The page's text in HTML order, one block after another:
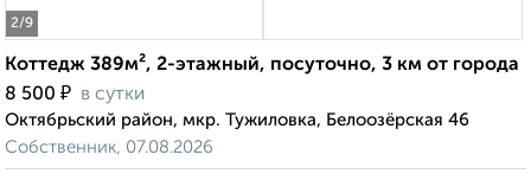
2/9
Коттедж 389м², 2-этажный, посуточно, 3 км от города
8 500 ₽ в сутки
Октябрьский район, мкр. Тужиловка, Белоозёрская 46
Собственник, 07.08.2026